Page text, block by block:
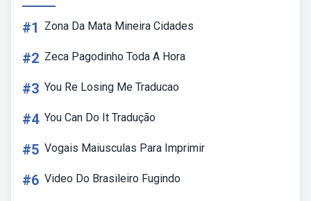
#1 Zona Da Mata Mineira Cidades
#2 Zeca Pagodinho Toda A Hora
#3 You Re Losing Me Traducao
#4 You Can Do It Tradução
#5 Vogais Maiusculas Para Imprimir
#6 Video Do Brasileiro Fugindo